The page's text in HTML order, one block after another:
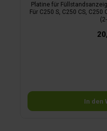
Platine für
Für C250 S, C250 CS, C250
In den